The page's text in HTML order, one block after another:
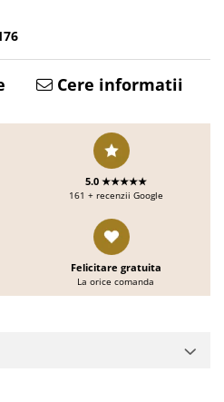
Cere informatii
5.0 ★★★★★
161 + recenzii Google
Felicitare gratuita
La orice comanda